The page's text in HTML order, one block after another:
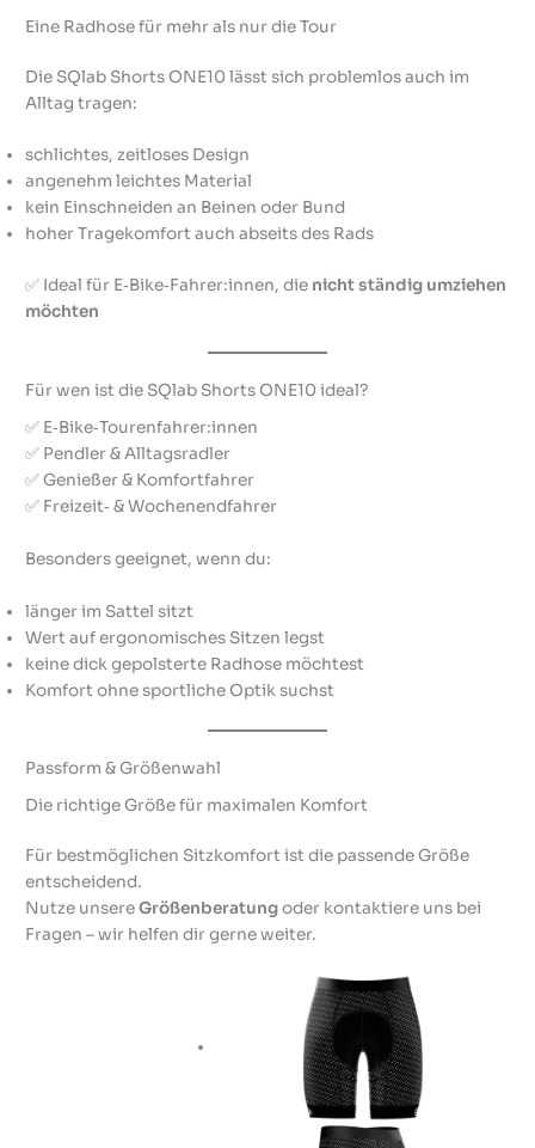
Eine Radhose für mehr als nur die Tour
Die SQlab Shorts ONE10 lässt sich problemlos auch im
Alltag tragen:
schlichtes, zeitloses Design
angenehm leichtes Material
kein Einschneiden an Beinen oder Bund
hoher Tragekomfort auch abseits des Rads
✅ Ideal für E‑Bike‑Fahrer:innen, die nicht ständig umziehen
möchten
Für wen ist die SQlab Shorts ONE10 ideal?
✅ E‑Bike‑Tourenfahrer:innen
✅ Pendler & Alltagsradler
✅ Genießer & Komfortfahrer
✅ Freizeit‑ & Wochenendfahrer
Besonders geeignet, wenn du:
länger im Sattel sitzt
Wert auf ergonomisches Sitzen legst
keine dick gepolsterte Radhose möchtest
Komfort ohne sportliche Optik suchst
Passform & Größenwahl
Die richtige Größe für maximalen Komfort
Für bestmöglichen Sitzkomfort ist die passende Größe
entscheidend.
Nutze unsereGrößenberatungoder kontaktiere uns bei
Fragen – wir helfen dir gerne weiter.